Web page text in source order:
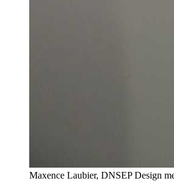
Maxence Laubier, DNSEP Design